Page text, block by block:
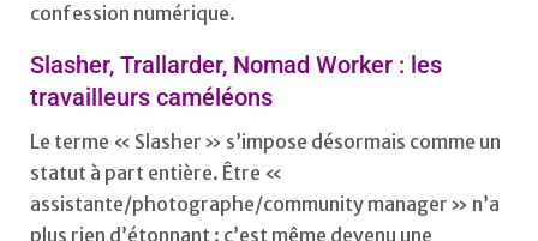
confession numérique.
Slasher, Trallarder, Nomad Worker : les
travailleurs caméléons
Le terme « Slasher » s’impose désormais comme un
statut à part entière. Être «
assistante/photographe/community manager » n’a
plus rien d’étonnant : c’est même devenu une